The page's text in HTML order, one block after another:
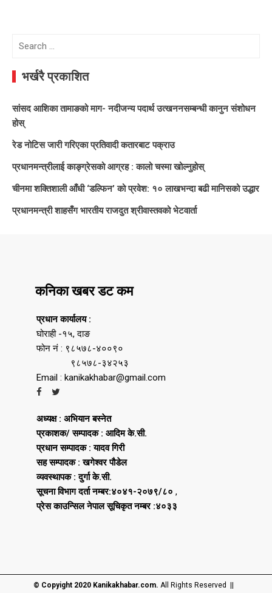
Search
भर्खरै प्रकाशित
सांसद आशिका तामाङको माग- नदीजन्य पदार्थ उत्खननसम्बन्धी कानुन संशोधन
होस्
रेड नोटिस जारी गरिएका प्रतिवादी कतारबाट पक्राउ
प्रधानमन्त्रीलाई काङ्ग्रेसको आग्रह : कालो चस्मा खोल्नुहोस्
चीनमा शक्तिशाली आँधी ‘डल्फिन’ को प्रवेश: १० लाखभन्दा बढी मानिसको उद्धार
प्रधानमन्त्री शाहसँग भारतीय राजदुत श्रीवास्तवको भेटवार्ता
कनिका खबर डट कम
प्रधान कार्यालय :
घोराही -१५, दाङ
फोन नं : ९८५७८-४००९०
९८५७८-३४२५३
Email : kanikakhabar@gmail.com
अध्यक्ष : अभियान बस्नेत
प्रकाशक/ सम्पादक : आदिम के.सी.
प्रधान सम्पादक : यादव गिरी
सह सम्पादक : खगेश्वर पौडेल
व्यवस्थापक : दुर्गा के.सी.
सूचना विभाग दर्ता नम्बर:४०४१-२०७९/८० ,
प्रेस काउन्सिल नेपाल सूचिकृत नम्बर :४०३३
© Copyight 2020 Kanikakhabar.com. All Rights Reserved ||